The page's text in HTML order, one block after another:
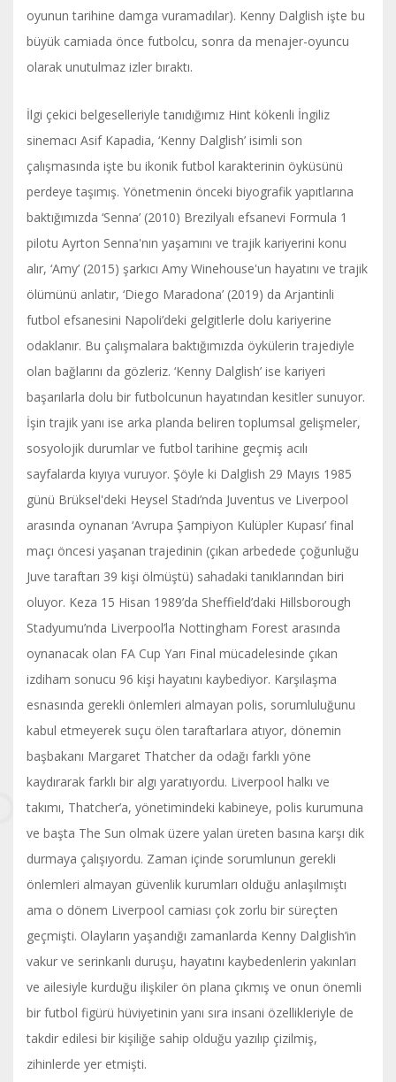
oyunun tarihine damga vuramadılar). Kenny Dalglish işte bu
büyük camiada önce futbolcu, sonra da menajer-oyuncu
olarak unutulmaz izler bıraktı.
İlgi çekici belgeselleriyle tanıdığımız Hint kökenli İngiliz
sinemacı Asif Kapadia, ‘Kenny Dalglish’ isimli son
çalışmasında işte bu ikonik futbol karakterinin öyküsünü
perdeye taşımış. Yönetmenin önceki biyografik yapıtlarına
baktığımızda ‘Senna’ (2010) Brezilyalı efsanevi Formula 1
pilotu Ayrton Senna'nın yaşamını ve trajik kariyerini konu
alır, ‘Amy’ (2015) şarkıcı Amy Winehouse'un hayatını ve trajik
ölümünü anlatır, ‘Diego Maradona’ (2019) da Arjantinli
futbol efsanesini Napoli’deki gelgitlerle dolu kariyerine
odaklanır. Bu çalışmalara baktığımızda öykülerin trajediyle
olan bağlarını da gözleriz. ‘Kenny Dalglish’ ise kariyeri
başarılarla dolu bir futbolcunun hayatından kesitler sunuyor.
İşin trajik yanı ise arka planda beliren toplumsal gelişmeler,
sosyolojik durumlar ve futbol tarihine geçmiş acılı
sayfalarda kıyıya vuruyor. Şöyle ki Dalglish 29 Mayıs 1985
günü Brüksel'deki Heysel Stadı’nda Juventus ve Liverpool
arasında oynanan ‘Avrupa Şampiyon Kulüpler Kupası’ final
maçı öncesi yaşanan trajedinin (çıkan arbedede çoğunluğu
Juve taraftarı 39 kişi ölmüştü) sahadaki tanıklarından biri
oluyor. Keza 15 Hisan 1989’da Sheffield’daki Hillsborough
Stadyumu’nda Liverpool’la Nottingham Forest arasında
oynanacak olan FA Cup Yarı Final mücadelesinde çıkan
izdiham sonucu 96 kişi hayatını kaybediyor. Karşılaşma
esnasında gerekli önlemleri almayan polis, sorumluluğunu
kabul etmeyerek suçu ölen taraftarlara atıyor, dönemin
başbakanı Margaret Thatcher da odağı farklı yöne
kaydırarak farklı bir algı yaratıyordu. Liverpool halkı ve
takımı, Thatcher’a, yönetimindeki kabineye, polis kurumuna
ve başta The Sun olmak üzere yalan üreten basına karşı dik
durmaya çalışıyordu. Zaman içinde sorumlunun gerekli
önlemleri almayan güvenlik kurumları olduğu anlaşılmıştı
ama o dönem Liverpool camiası çok zorlu bir süreçten
geçmişti. Olayların yaşandığı zamanlarda Kenny Dalglish’in
vakur ve serinkanlı duruşu, hayatını kaybedenlerin yakınları
ve ailesiyle kurduğu ilişkiler ön plana çıkmış ve onun önemli
bir futbol figürü hüviyetinin yanı sıra insani özellikleriyle de
takdir edilesi bir kişiliğe sahip olduğu yazılıp çizilmiş,
zihinlerde yer etmişti.